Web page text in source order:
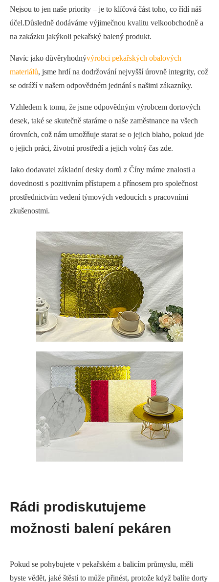
Nejsou to jen naše priority – je to klíčová část toho, co řídí náš
účel.Důsledně dodáváme výjimečnou kvalitu velkoobchodně a
na zakázku jakýkoli pekařský balený produkt.
Navíc jako důvěryhodnývýrobci pekařských obalových
materiálů, jsme hrdí na dodržování nejvyšší úrovně integrity, což
se odráží v našem odpovědném jednání s našimi zákazníky.
Vzhledem k tomu, že jsme odpovědným výrobcem dortových
desek, také se skutečně staráme o naše zaměstnance na všech
úrovních, což nám umožňuje starat se o jejich blaho, pokud jde
o jejich práci, životní prostředí a jejich volný čas zde.
Jako dodavatel základní desky dortů z Číny máme znalosti a
dovednosti s pozitivním přístupem a přínosem pro společnost
prostřednictvím vedení týmových vedoucích s pracovními
zkušenostmi.
Rádi prodiskutujeme
možnosti balení pekáren
Pokud se pohybujete v pekařském a balicím průmyslu, měli
byste vědět, jaké štěstí to může přinést, protože když balíte dorty